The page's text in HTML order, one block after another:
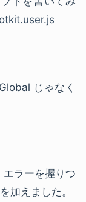
じゃなく
ラーを握りつ
加えました。